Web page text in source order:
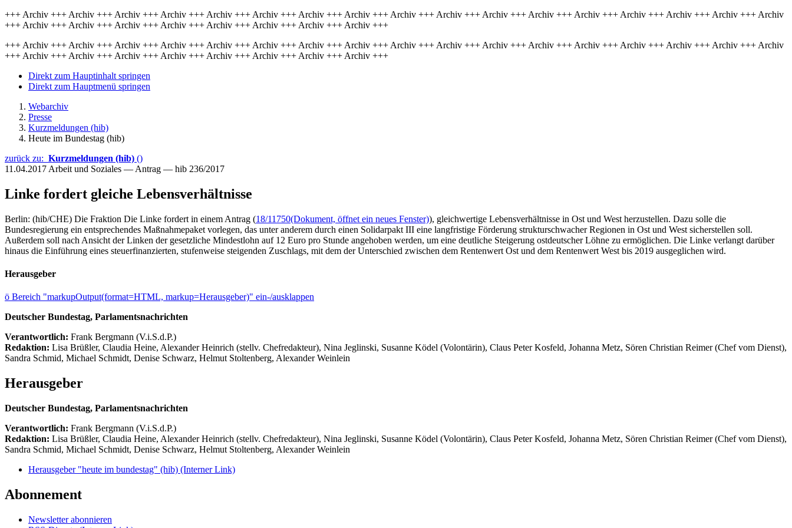
+++ Archiv +++ Archiv +++ Archiv +++ Archiv +++ Archiv +++ Archiv +++ Archiv +++ Archiv +++ Archiv +++ Archiv +++ Archiv +++ Archiv +++ Archiv +++ Archiv +++ Archiv +++ Archiv +++ Archiv
+++ Archiv +++ Archiv +++ Archiv +++ Archiv +++ Archiv +++ Archiv +++ Archiv +++ Archiv +++
+++ Archiv +++ Archiv +++ Archiv +++ Archiv +++ Archiv +++ Archiv +++ Archiv +++ Archiv +++ Archiv +++ Archiv +++ Archiv +++ Archiv +++ Archiv +++ Archiv +++ Archiv +++ Archiv +++ Archiv
+++ Archiv +++ Archiv +++ Archiv +++ Archiv +++ Archiv +++ Archiv +++ Archiv +++ Archiv +++
Direkt zum Hauptinhalt springen
Direkt zum Hauptmenü springen
Webarchiv
Presse
Kurzmeldungen (hib)
Heute im Bundestag (hib)
zurück zu: Kurzmeldungen (hib) ()
11.04.2017 Arbeit und Soziales — Antrag — hib 236/2017
Linke fordert gleiche Lebensverhältnisse
Berlin: (hib/CHE) Die Fraktion Die Linke fordert in einem Antrag (18/11750(Dokument, öffnet ein neues Fenster)), gleichwertige Lebensverhältnisse in Ost und West herzustellen. Dazu solle die
Bundesregierung ein entsprechendes Maßnahmepaket vorlegen, das unter anderem durch einen Solidarpakt III eine langfristige Förderung strukturschwacher Regionen in Ost und West sicherstellen soll.
Außerdem soll nach Ansicht der Linken der gesetzliche Mindestlohn auf 12 Euro pro Stunde angehoben werden, um eine deutliche Steigerung ostdeutscher Löhne zu ermöglichen. Die Linke verlangt darüber
hinaus die Einführung eines steuerfinanzierten, stufenweise steigenden Zuschlags, mit dem der Unterschied zwischen dem Rentenwert Ost und dem Rentenwert West bis 2019 ausgeglichen wird.
Herausgeber
ö Bereich "markupOutput(format=HTML, markup=Herausgeber)" ein-/ausklappen
Deutscher Bundestag, Parlamentsnachrichten
Verantwortlich: Frank Bergmann (V.i.S.d.P.)
Redaktion: Lisa Brüßler, Claudia Heine, Alexander Heinrich (stellv. Chefredakteur), Nina Jeglinski, Susanne Ködel (Volontärin), Claus Peter Kosfeld, Johanna Metz, Sören Christian Reimer (Chef vom Dienst),
Sandra Schmid, Michael Schmidt, Denise Schwarz, Helmut Stoltenberg, Alexander Weinlein
Herausgeber
Deutscher Bundestag, Parlamentsnachrichten
Verantwortlich: Frank Bergmann (V.i.S.d.P.)
Redaktion: Lisa Brüßler, Claudia Heine, Alexander Heinrich (stellv. Chefredakteur), Nina Jeglinski, Susanne Ködel (Volontärin), Claus Peter Kosfeld, Johanna Metz, Sören Christian Reimer (Chef vom Dienst),
Sandra Schmid, Michael Schmidt, Denise Schwarz, Helmut Stoltenberg, Alexander Weinlein
Herausgeber "heute im bundestag" (hib) (Interner Link)
Abonnement
Newsletter abonnieren